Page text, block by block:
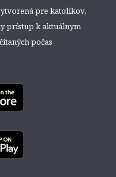
pre katolíkov,
prístup k aktuálnym
počas